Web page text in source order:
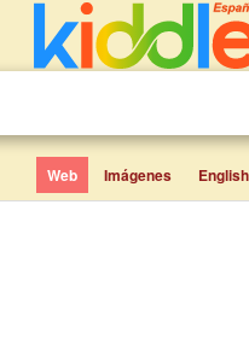
Web Imágenes English